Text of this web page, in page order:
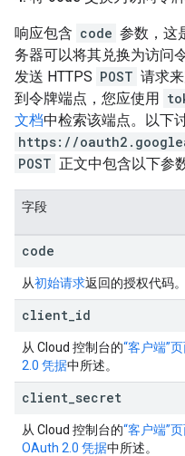
响应包含 code 参数，这
务器可以将其兑换为访问
发送 HTTPS POST 请求来
到令牌端点，您应使用
文档中检索该端点。以下
https://
POST 正文中包含以下参
字段
code
从初始请求返回的授权代码。
client id
从 Cloud 控制台的“客户端”
2.0 凭据中所述。
client secret
从 Cloud 控制台的“客户端”
OAuth 2.0 凭据中所述。